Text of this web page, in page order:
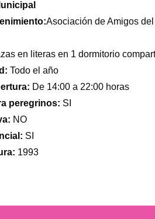
Asociación de Amigos
en literas en 1 dormitorio
Todo el año
De 14:00 a 22:00 horas
peregrinos: SI
NO
SI
1993